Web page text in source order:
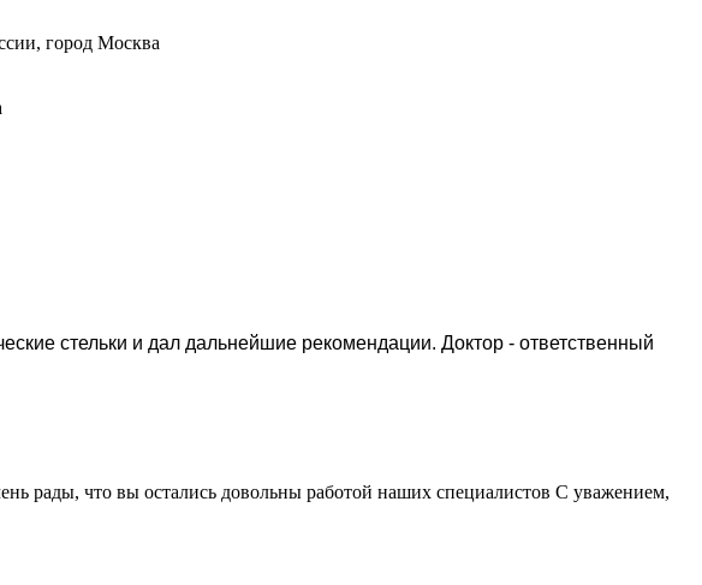
город Москва
стельки и дал дальнейшие рекомендации. Доктор - ответственный
рады, что вы остались довольны работой наших специалистов С уважением,